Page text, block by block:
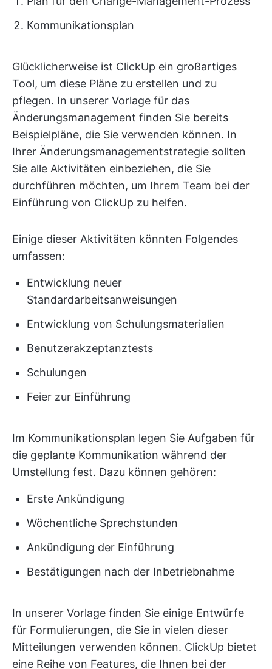
Kommunikationsplan
Glücklicherweise ist ClickUp ein großartiges
Tool, um diese Pläne zu erstellen und zu
pflegen. In unserer Vorlage für das
Änderungsmanagement finden Sie bereits
Beispielpläne, die Sie verwenden können. In
Ihrer Änderungsmanagementstrategie sollten
Sie alle Aktivitäten einbeziehen, die Sie
durchführen möchten, um Ihrem Team bei der
Einführung von ClickUp zu helfen.
Einige dieser Aktivitäten könnten Folgendes
umfassen:
Entwicklung neuer
Standardarbeitsanweisungen
Entwicklung von Schulungsmaterialien
Benutzerakzeptanztests
Schulungen
Feier zur Einführung
Im Kommunikationsplan legen Sie Aufgaben für
die geplante Kommunikation während der
Umstellung fest. Dazu können gehören:
Erste Ankündigung
Wöchentliche Sprechstunden
Ankündigung der Einführung
Bestätigungen nach der Inbetriebnahme
In unserer Vorlage finden Sie einige Entwürfe
für Formulierungen, die Sie in vielen dieser
Mitteilungen verwenden können. ClickUp bietet
eine Reihe von Features, die Ihnen bei der